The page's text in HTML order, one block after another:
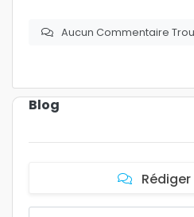
Aucun Commentaire
Blog